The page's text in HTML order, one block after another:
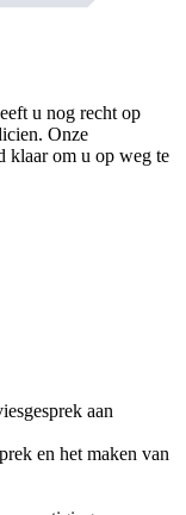
u nog recht op
Onze
klaar om u op weg te
aan
en het maken van